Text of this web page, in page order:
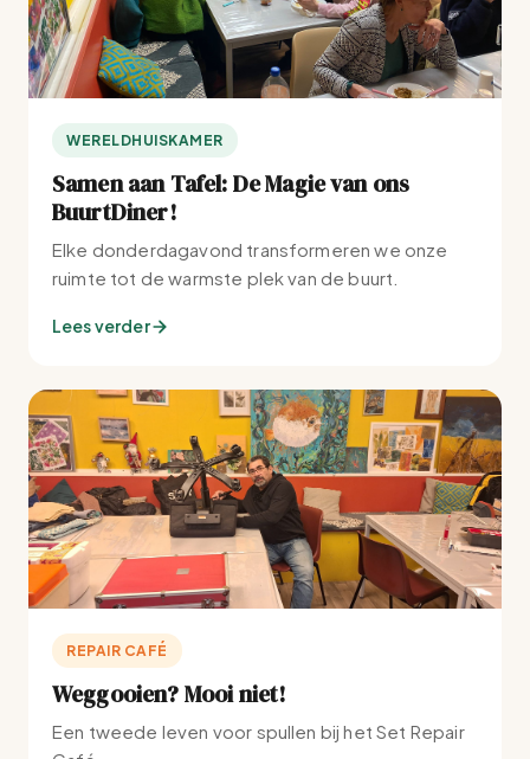
WERELDHUISKAMER
Samen aan Tafel: De Magie van ons
BuurtDiner!
Elke donderdagavond transformeren we onze
ruimte tot de warmste plek van de buurt.
Lees verder
REPAIR CAFÉ
Weggooien? Mooi niet!
Een tweede leven voor spullen bij het Set Repair